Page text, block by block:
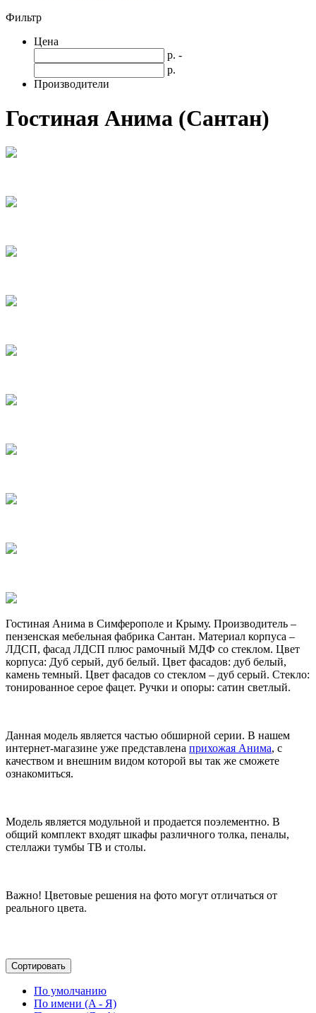
Фильтр
Цена
р. -
р.
Производители
Гостиная Анима (Сантан)
Гостиная Анима в Симферополе и Крыму. Производитель –
пензенская мебельная фабрика Сантан. Материал корпуса –
ЛДСП, фасад ЛДСП плюс рамочный МДФ со стеклом. Цвет
корпуса: Дуб серый, дуб белый. Цвет фасадов: дуб белый,
камень темный. Цвет фасадов со стеклом – дуб серый. Стекло:
тонированное серое фацет. Ручки и опоры: сатин светлый.
Данная модель является частью обширной серии. В нашем
интернет-магазине уже представлена прихожая Анима, с
качеством и внешним видом которой вы так же сможете
ознакомиться.
Модель является модульной и продается поэлементно. В
общий комплект входят шкафы различного толка, пеналы,
стеллажи тумбы ТВ и столы.
Важно! Цветовые решения на фото могут отличаться от
реального цвета.
Сортировать
По умолчанию
По имени (A - Я)